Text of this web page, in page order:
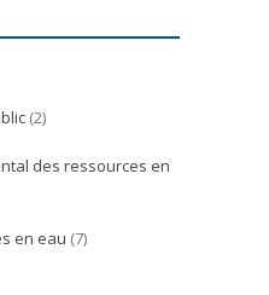
(2)
des ressources en
en eau (7)